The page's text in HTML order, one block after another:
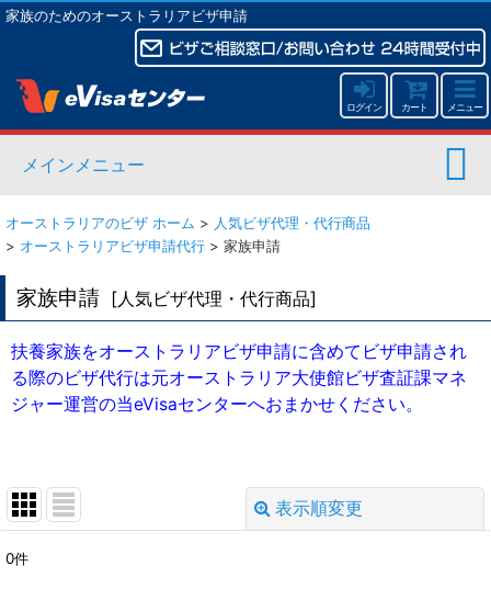
家族のためのオーストラリアビザ申請
ログイン カート メニュー
メインメニュー
オーストラリアのビザ ホーム > 人気ビザ代理・代行商品
> オーストラリアビザ申請代行 > 家族申請
家族申請 [人気ビザ代理・代行商品]
扶養家族をオーストラリアビザ申請に含めてビザ申請され
る際のビザ代行は元オーストラリア大使館ビザ査証課マネ
ジャー運営の当eVisaセンターへおまかせください。
表示順変更
表示数
0件